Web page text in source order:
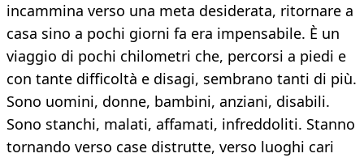
incammina verso una meta desiderata, ritornare a
casa sino a pochi giorni fa era impensabile. È un
viaggio di pochi chilometri che, percorsi a piedi e
con tante difficoltà e disagi, sembrano tanti di più.
Sono uomini, donne, bambini, anziani, disabili.
Sono stanchi, malati, affamati, infreddoliti. Stanno
tornando verso case distrutte, verso luoghi cari